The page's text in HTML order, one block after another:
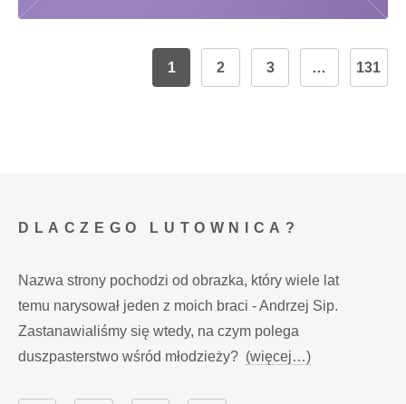
1 2 3 … 131
DLACZEGO LUTOWNICA?
Nazwa strony pochodzi od obrazka, który wiele lat
temu narysował jeden z moich braci - Andrzej Sip.
Zastanawialiśmy się wtedy, na czym polega
duszpasterstwo wśród młodzieży? (więcej…)